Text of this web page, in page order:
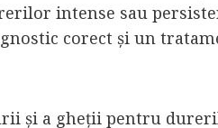
intense sau
corect și un
și a gheții pentru